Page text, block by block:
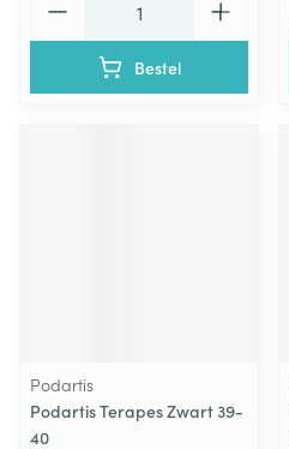
Bestel
Podartis
Podartis Terapes Zwart 39-
40